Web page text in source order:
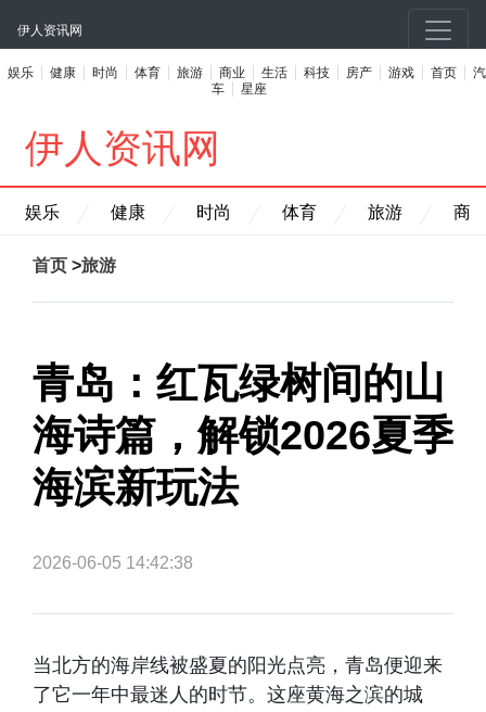
伊人资讯网
娱乐 健康 时尚 体育 旅游 商业 生活 科技 房产 游戏 首页
汽
车
星座
伊人资讯网
娱乐 健康 时尚 体育 旅游 商
首页 >旅游
青岛：红瓦绿树间的山
海诗篇，解锁2026夏季
海滨新玩法
2026-06-05 14:42:38
当北方的海岸线被盛夏的阳光点亮，青岛便迎来
了它一年中最迷人的时节。这座黄海之滨的城